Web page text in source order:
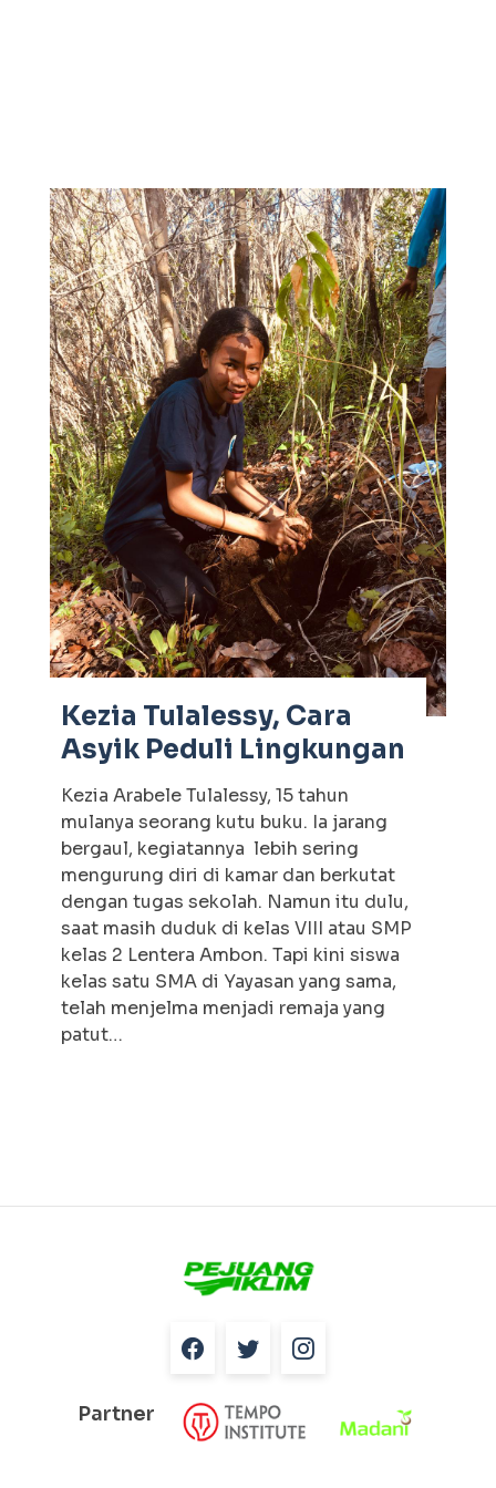
Kezia Tulalessy, Cara
Asyik Peduli Lingkungan
Kezia Arabele Tulalessy, 15 tahun
mulanya seorang kutu buku. Ia jarang
bergaul, kegiatannya lebih sering
mengurung diri di kamar dan berkutat
dengan tugas sekolah. Namun itu dulu,
saat masih duduk di kelas VIII atau SMP
kelas 2 Lentera Ambon. Tapi kini siswa
kelas satu SMA di Yayasan yang sama,
telah menjelma menjadi remaja yang
patut…
Partner